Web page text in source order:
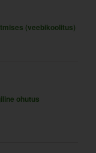
(veebikoolitus)
ohutus